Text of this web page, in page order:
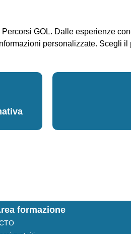
GOL. Dalle esperienze
personalizzate. Scegli
formazione